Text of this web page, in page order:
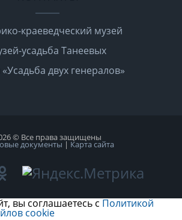
краеведческий музей
усадьба Танеевых
двух генералов»
© Все права защищены
документы | Карта сайта
вы соглашаетесь с Политикой
cookie